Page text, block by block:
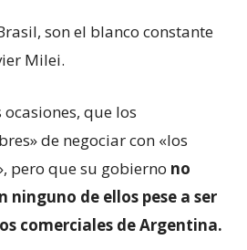
son el blanco constante
Milei.
que los
de negociar con «los
pero que su gobierno no
ninguno de ellos pese a ser
comerciales de Argentina.